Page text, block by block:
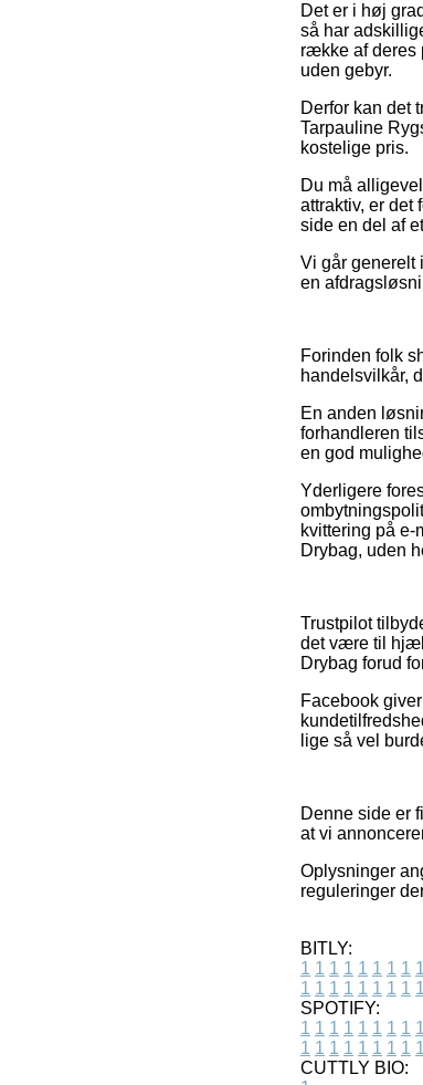
Det er i høj
så har
række af deres
uden gebyr.
Derfor kan det
Tarpauline
kostelige pris.
Du må
attraktiv, er det
side en del af
Vi går generelt
en
Forinden folk
handelsvilkår,
En anden
forhandleren
en god
Yderligere
kvittering på e-
Drybag, uden
Trustpilot
det være til
Drybag forud
Facebook
lige så vel
Denne side er
at vi
Oplysninger
reguleringer
BITLY:
1 1 1 1 1 1 1 1 1
1 1 1 1 1 1 1 1 1
SPOTIFY:
1 1 1 1 1 1 1 1 1
1 1 1 1 1 1 1 1 1
CUTTLY BIO: